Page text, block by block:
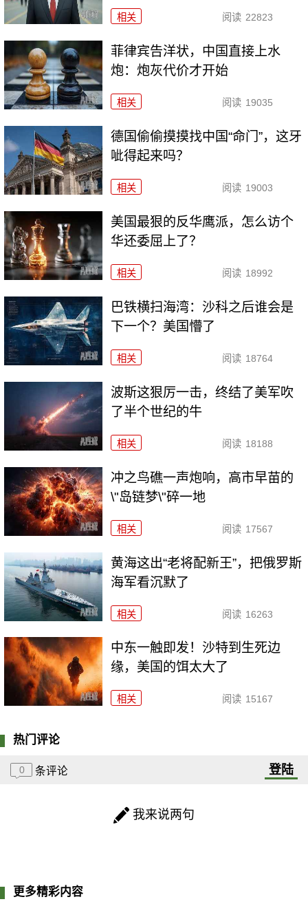
相关 阅读 22823
菲律宾告洋状，中国直接上水
炮：炮灰代价才开始
相关 阅读 19035
德国偷偷摸摸找中国“命门”，这牙
呲得起来吗？
相关 阅读 19003
美国最狠的反华鹰派，怎么访个
华还委屈上了？
相关 阅读 18992
巴铁横扫海湾：沙科之后谁会是
下一个？美国懵了
相关 阅读 18764
波斯这狠厉一击，终结了美军吹
了半个世纪的牛
相关 阅读 18188
冲之鸟礁一声炮响，高市早苗的
\"岛链梦\"碎一地
相关 阅读 17567
黄海这出“老将配新王”，把俄罗斯
海军看沉默了
相关 阅读 16263
中东一触即发！沙特到生死边
缘，美国的饵太大了
相关 阅读 15167
热门评论
0 条评论 登陆
我来说两句
更多精彩内容